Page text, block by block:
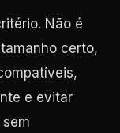
Não é
certo,
e evitar